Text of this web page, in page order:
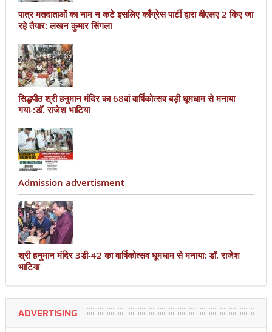
पात्र मतदाताओं का नाम न कटे इसलिए काँग्रेस पार्टी द्वारा बीएलए 2 किए जा
रहे तैयार: लखन कुमार सिंगला
सिद्धपीठ श्री हनुमान मंदिर का 68वां वार्षिकोत्सव बड़ी धूमधाम से मनाया
गया-:डॉ. राजेश भाटिया
Admission advertisment
श्री हनुमान मंदिर 3डी-42 का वार्षिकोत्सव धूमधाम से मनाया: डॉ. राजेश
भाटिया
ADVERTISING